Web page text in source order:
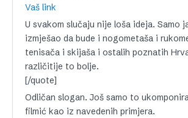
Vaš link
U svakom slučaju nije loša ideja. Samo
izmješao da bude i nogometaša i
tenisača i skijaša i ostalih poznatih
različitije to bolje.
[/quote]
Odličan slogan. Još samo to
filmić kao iz navedenih primjera.